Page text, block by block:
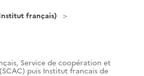
français)
Service de coopération et
puis Institut francais de